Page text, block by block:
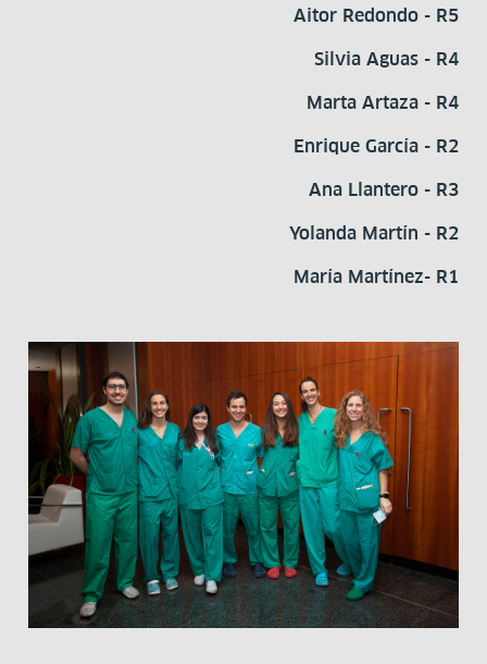
Aitor Redondo - R5
Silvia Aguas - R4
Marta Artaza - R4
Enrique García - R2
Ana Llantero - R3
Yolanda Martín - R2
María Martínez- R1